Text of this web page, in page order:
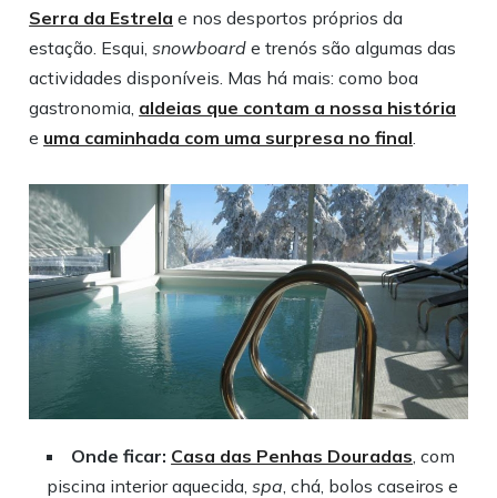
Serra da Estrela e nos desportos próprios da
estação. Esqui, snowboard e trenós são algumas das
actividades disponíveis. Mas há mais: como boa
gastronomia, aldeias que contam a nossa história
e uma caminhada com uma surpresa no final
Onde ficar: Casa das Penhas Douradas , com
piscina interior aquecida, spa , chá, bolos caseiros e